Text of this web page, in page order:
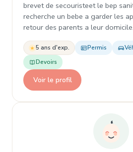
brevet de secouristeet le bep
recherche un bebe a garder les
retour des parents a leur domicile.
5 ans d'exp. Permis
Devoirs
Voir le profil